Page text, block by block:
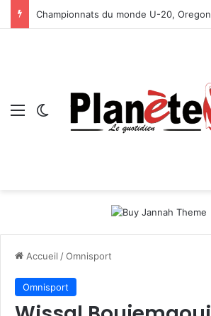
Menu Switch skin
Accueil /Omnisport
Omnisport